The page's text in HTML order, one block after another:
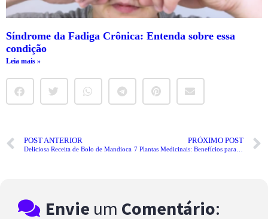
Síndrome da Fadiga Crônica: Entenda sobre essa
condição
Leia mais »
POST ANTERIOR
Deliciosa Receita de Bolo de Mandioca
PRÓXIMO POST
7 Plantas Medicinais: Benefícios para Sua Saúde
Envie um Comentário: